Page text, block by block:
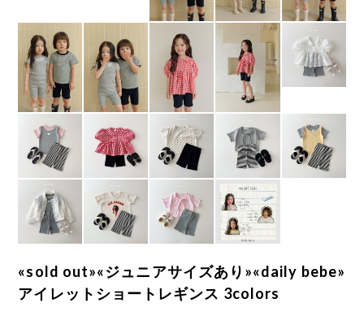
«sold out»«ジュニアサイズあり»«daily bebe»
アイレットショートレギンス 3colors